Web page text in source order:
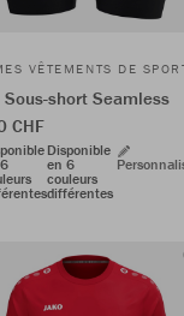
VÊTEMENTS DE
Sous-short Seamless
CHF
Disponible
en 6
couleurs
différentes